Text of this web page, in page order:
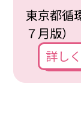
東京都循
７月版）
詳し